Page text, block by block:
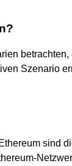
Szenario
sind